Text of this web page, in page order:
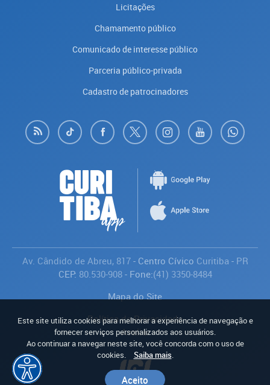
Licitações
Chamamento público
Comunicado de interesse público
Parceria público-privada
Cadastro de patrocinadores
Av. Cândido de Abreu, 817- Centro Cívico Curitiba - PR
CEP: 80.530-908- Fone:(41) 3350-8484
Mapa do Site
Política de Privacidade
Avaliar
Este site utiliza cookies para melhorar a experiência de navegação e
fornecer serviços personalizados aos usuários.
Ao continuar a navegar neste site, você concorda com o uso de
cookies.
Saiba mais.
Aceito